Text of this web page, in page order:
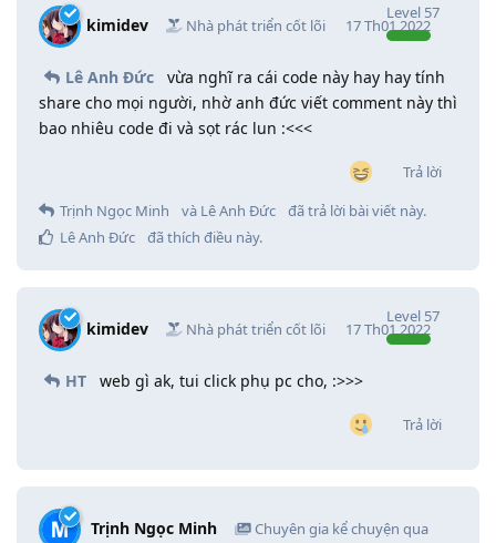
kimidev Nhà phát triển cốt lõi
Level 57
17 Th01 2022
Lê Anh Đức
vừa nghĩ ra cái code này hay hay tính
share cho mọi người, nhờ anh đức viết comment này thì
bao nhiêu code đi và sọt rác lun :<<<
Trả lời
Trịnh Ngọc Minh
và Lê Anh Đức
đã trả lời bài viết này.
Lê Anh Đức
đã thích điều này.
kimidev Nhà phát triển cốt lõi
Level 57
17 Th01 2022
HT web gì ak, tui click phụ pc cho, :>>>
Trả lời
Trịnh Ngọc Minh
Chuyên gia kể chuyện qua